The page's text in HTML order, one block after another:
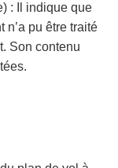
: Il indique que
n’a pu être traité
Son contenu